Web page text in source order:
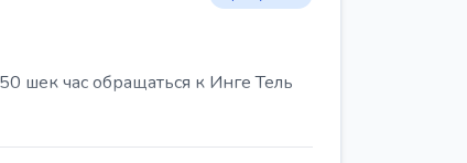
шек час обращаться к Инге Тель